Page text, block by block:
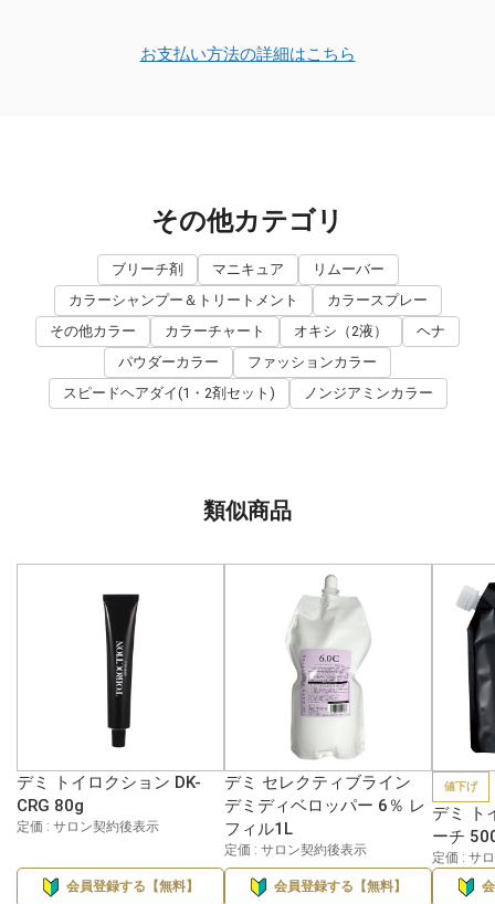
お支払い方法の詳細はこちら
その他カテゴリ
ブリーチ剤 マニキュア
リムーバー
カラーシャンプー＆トリートメント
カラースプレー
その他カラー
カラーチャート オキシ（2液）
ヘナ
パウダーカラー
ファッションカラー
スピードヘアダイ(1・2剤セット)
ノンジアミンカラー
類似商品
デミ トイロクション DK-
CRG 80g
定価 : サロン契約後表示
会員登録する【無料】
デミ セレクティブライン
デミディベロッパー 6％ レ
フィル1L
定価 : サロン契約後表示
会員登録する【無料】
値下げ
デミ ト
ーチ
定価 : サ